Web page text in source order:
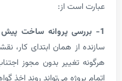
از:
پروانه ساخت پیش از شروع
همان ابتدای کار، نقشه‌های
بدون مجوز اجتناب ورزد؛
می‌تواند روند اخذ گواهی پایان کار